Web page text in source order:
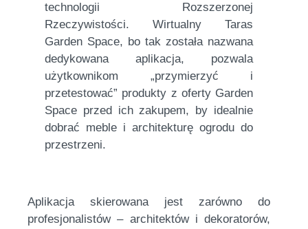
technologii Rozszerzonej
Rzeczywistości. Wirtualny Taras
Garden Space, bo tak została nazwana
dedykowana aplikacja, pozwala
użytkownikom „przymierzyć i
przetestować” produkty z oferty Garden
Space przed ich zakupem, by idealnie
dobrać meble i architekturę ogrodu do
przestrzeni.
Aplikacja skierowana jest zarówno do
profesjonalistów – architektów i dekoratorów,